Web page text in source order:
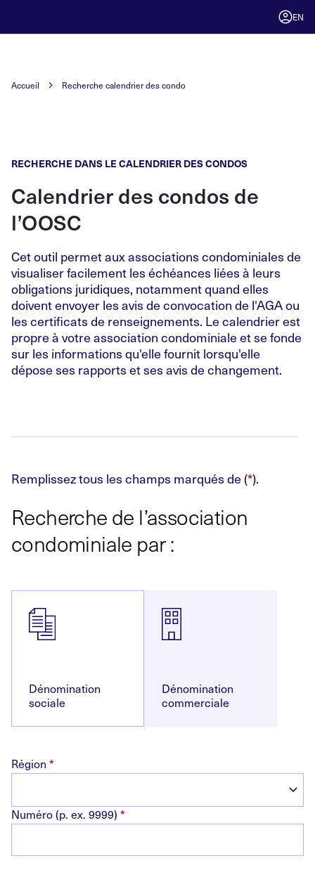
EN
Accueil Recherche calendrier des condo
RECHERCHE DANS LE CALENDRIER DES CONDOS
Calendrier des condos de
l’OOSC
Cet outil permet aux associations condominiales de
visualiser facilement les échéances liées à leurs
obligations juridiques, notamment quand elles
doivent envoyer les avis de convocation de l'AGA ou
les certificats de renseignements. Le calendrier est
propre à votre association condominiale et se fonde
sur les informations qu'elle fournit lorsqu'elle
dépose ses rapports et ses avis de changement.
Remplissez tous les champs marqués de (*).
Recherche de l’association
condominiale par :
Dénomination
sociale
Dénomination
commerciale
Région *
Numéro (p. ex. 9999) *